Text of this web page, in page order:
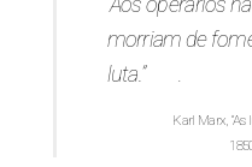
morriam de
luta.”
.
Karl Marx,